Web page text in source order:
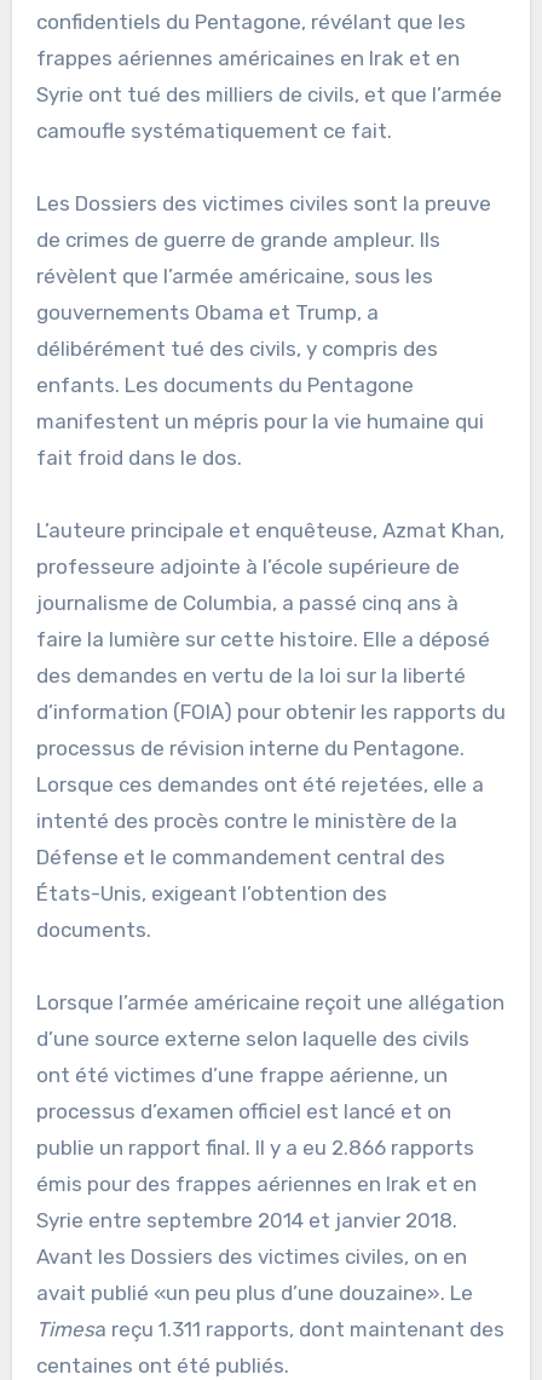
confidentiels du Pentagone, révélant que les
frappes aériennes américaines en Irak et en
Syrie ont tué des milliers de civils, et que l’armée
camoufle systématiquement ce fait.
Les Dossiers des victimes civiles sont la preuve
de crimes de guerre de grande ampleur. Ils
révèlent que l’armée américaine, sous les
gouvernements Obama et Trump, a
délibérément tué des civils, y compris des
enfants. Les documents du Pentagone
manifestent un mépris pour la vie humaine qui
fait froid dans le dos.
L’auteure principale et enquêteuse, Azmat Khan,
professeure adjointe à l’école supérieure de
journalisme de Columbia, a passé cinq ans à
faire la lumière sur cette histoire. Elle a déposé
des demandes en vertu de la loi sur la liberté
d’information (FOIA) pour obtenir les rapports du
processus de révision interne du Pentagone.
Lorsque ces demandes ont été rejetées, elle a
intenté des procès contre le ministère de la
Défense et le commandement central des
États-Unis, exigeant l’obtention des
documents.
Lorsque l’armée américaine reçoit une allégation
d’une source externe selon laquelle des civils
ont été victimes d’une frappe aérienne, un
processus d’examen officiel est lancé et on
publie un rapport final. Il y a eu 2.866 rapports
émis pour des frappes aériennes en Irak et en
Syrie entre septembre 2014 et janvier 2018.
Avant les Dossiers des victimes civiles, on en
avait publié «un peu plus d’une douzaine». Le
Timesa reçu 1.311 rapports, dont maintenant des
centaines ont été publiés.